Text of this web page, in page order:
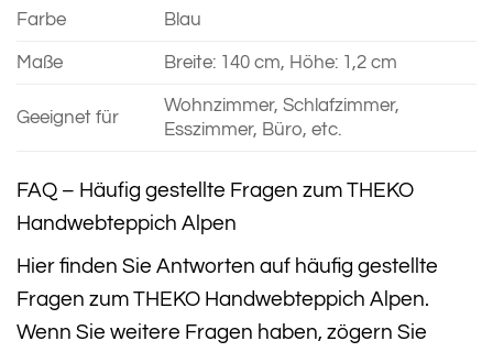
Farbe Blau
Maße Breite: 140 cm, Höhe: 1,2 cm
Geeignet für
Wohnzimmer, Schlafzimmer,
Esszimmer, Büro, etc.
FAQ – Häufig gestellte Fragen zum THEKO
Handwebteppich Alpen
Hier finden Sie Antworten auf häufig gestellte
Fragen zum THEKO Handwebteppich Alpen.
Wenn Sie weitere Fragen haben, zögern Sie